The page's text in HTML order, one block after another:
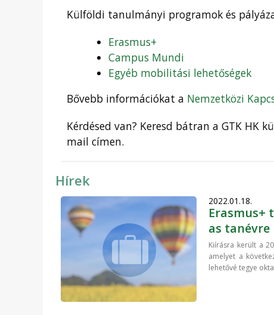
Külföldi tanulmányi programok és
Erasmus+
Campus Mundi
Egyéb mobilitási lehetőségek
Bővebb információkat a Nemzetközi
Kérdésed van? Keresd bátran a GTK HK
mail címen.
Hírek
2022.01.18.
Erasmus+
as tanévre
Kiírásra került a
amelyet a
lehetővé tegye